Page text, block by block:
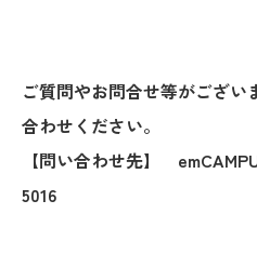
ご質問やお問合せ等がござ
合わせください。
【問い合わせ先】
5016